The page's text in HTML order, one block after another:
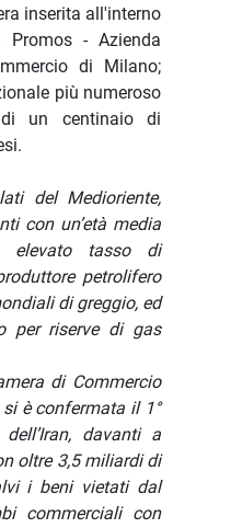
inserita all'interno
- Azienda
di Milano;
più numeroso
un centinaio di
del Medioriente,
con un’età media
tasso di
petrolifero
di greggio, ed
per riserve di gas
di Commercio
è confermata il 1°
davanti a
oltre 3,5 miliardi di
i beni vietati dal
commerciali con